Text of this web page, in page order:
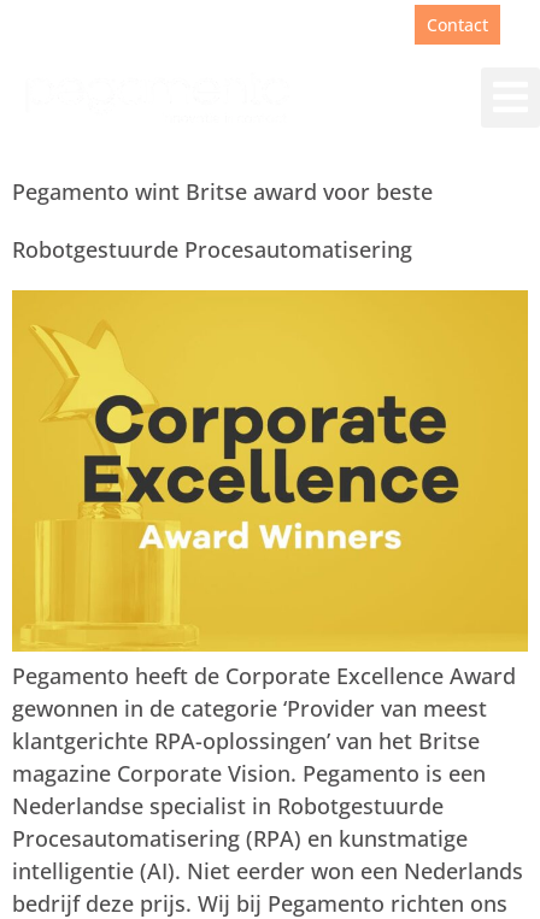
Contact
Pegamento wint Britse award voor beste
Robotgestuurde Procesautomatisering
Pegamento heeft de Corporate Excellence Award
gewonnen in de categorie ‘Provider van meest
klantgerichte RPA-oplossingen’ van het Britse
magazine Corporate Vision. Pegamento is een
Nederlandse specialist in Robotgestuurde
Procesautomatisering (RPA) en kunstmatige
intelligentie (AI). Niet eerder won een Nederlands
bedrijf deze prijs. Wij bij Pegamento richten ons